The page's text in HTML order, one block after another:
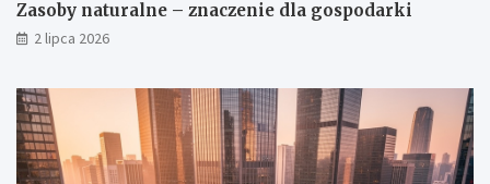
Zasoby naturalne – znaczenie dla gospodarki
2 lipca 2026